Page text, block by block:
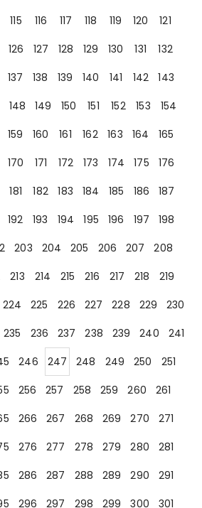
115 116 117 118 119 120
121
126 127 128 129 130 131
132
137 138 139 140 141 142
143
148 149 150 151 152 153
154
159 160 161 162 163 164
165
170 171 172 173 174 175
176
181 182 183 184 185 186
187
192 193 194 195 196 197
198
203 204 205 206 207
208
213 214 215 216 217 218
219
224 225 226 227 228 229
230
235 236 237 238 239 240
241
246 247 248 249 250
251
256 257 258 259 260
261
266 267 268 269 270
271
276 277 278 279 280
281
286 287 288 289 290
291
296 297 298 299 300 301